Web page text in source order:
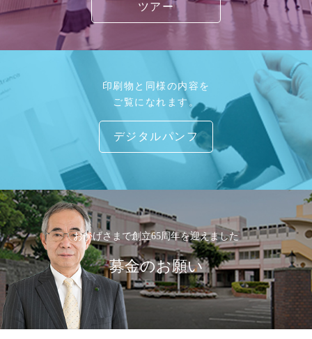
ツアー
印刷物と同様の内容を
ご覧になれます。
デジタルパンフ
おかげさまで創立65周年を迎えました
募金のお願い